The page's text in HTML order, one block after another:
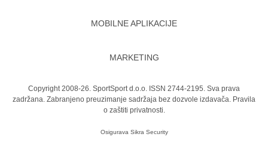
MOBILNE APLIKACIJE
MARKETING
Copyright 2008-26. SportSport d.o.o. ISSN 2744-2195. Sva prava
zadržana. Zabranjeno preuzimanje sadržaja bez dozvole izdavača. Pravila
o zaštiti privatnosti.
Osigurava Sikra Security